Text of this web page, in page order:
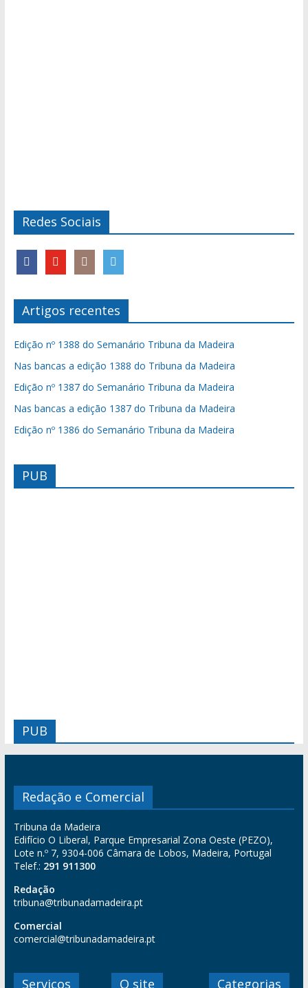
Redes Sociais
Artigos recentes
Edição nº 1388 do Semanário Tribuna da Madeira
Nas bancas a edição 1388 do Tribuna da Madeira
Edição nº 1387 do Semanário Tribuna da Madeira
Nas bancas a edição 1387 do Tribuna da Madeira
Edição nº 1386 do Semanário Tribuna da Madeira
PUB
PUB
Redação e Comercial
Tribuna da Madeira
Edifício O Liberal, Parque Empresarial Zona Oeste (PEZO),
Lote n.º 7, 9304-006 Câmara de Lobos, Madeira, Portugal
Telef.: 291 911300
Redação
tribuna@tribunadamadeira.pt
Comercial
comercial@tribunadamadeira.pt
Serviços O site Categorias